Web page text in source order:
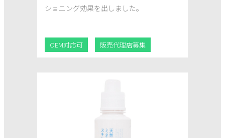
ショニング効果を出しました。
OEM対応可 販売代理店募集